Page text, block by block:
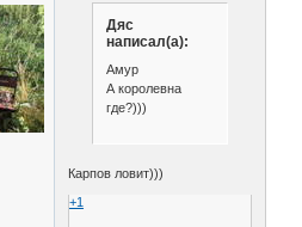
Дяс
написал(а):
Амур
А королевна
где?)))
Карпов ловит)))
+1